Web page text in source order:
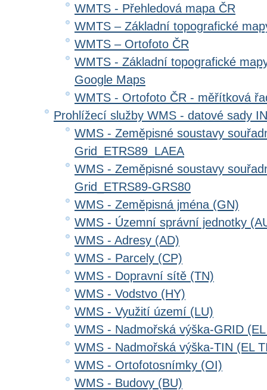
WMTS - Přehledová mapa ČR
WMTS – Základní topografické
WMTS – Ortofoto ČR
WMTS - Základní topografické
Google Maps
WMTS - Ortofoto ČR - měřítková
Prohlížecí služby WMS - datové sady
WMS - Zeměpisné soustavy
Grid_ETRS89_LAEA
WMS - Zeměpisné soustavy
Grid_ETRS89-GRS80
WMS - Zeměpisná jména (GN)
WMS - Územní správní jednotky
WMS - Adresy (AD)
WMS - Parcely (CP)
WMS - Dopravní sítě (TN)
WMS - Vodstvo (HY)
WMS - Využití území (LU)
WMS - Nadmořská výška-GRID
WMS - Nadmořská výška-TIN (EL
WMS - Ortofotosnímky (OI)
WMS - Budovy (BU)